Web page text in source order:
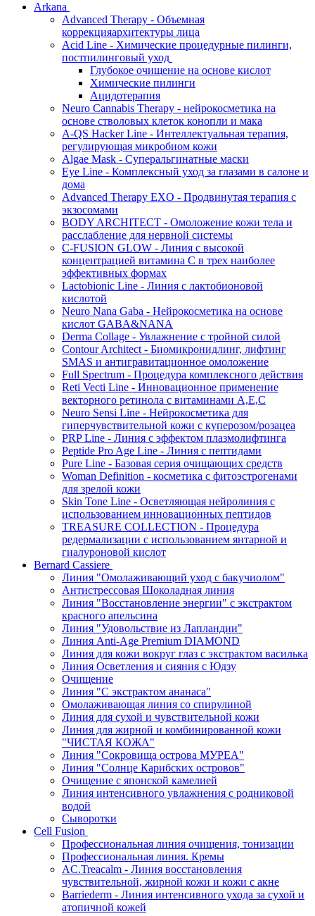
Arkana
Advanced Therapy - Объемная
коррекцияархитектуры лица
Acid Line - Химические процедурные пилинги,
постпилинговый уход
Глубокое очищение на основе кислот
Химические пилинги
Ацидотерапия
Neuro Cannabis Therapy - нейрокосметика на
основе стволовых клеток конопли и мака
A-QS Hacker Line - Интеллектуальная терапия,
регулирующая микробиом кожи
Algae Mask - Суперальгинатные маски
Eye Line - Комплексный уход за глазами в салоне и
дома
Advanced Therapy EXO - Продвинутая терапия с
экзосомами
BODY ARCHITECT - Омоложение кожи тела и
расслабление для нервной системы
C-FUSION GLOW - Линия с высокой
концентрацией витамина C в трех наиболее
эффективных формах
Lactobionic Line - Линия с лактобионовой
кислотой
Neuro Nana Gaba - Нейрокосметика на основе
кислот GABA&NANA
Derma Collage - Увлажнение с тройной силой
Contour Architect - Биомикронидлинг, лифтинг
SMAS и антигравитационное омоложение
Full Spectrum - Процедура комплексного действия
Reti Vecti Line - Инновационное применение
векторного ретинола с витаминами A,Е,С
Neuro Sensi Line - Нейрокосметика для
гиперчувствительной кожи с куперозом/розацеа
PRP Line - Линия с эффектом плазмолифтинга
Peptide Pro Age Line - Линия с пептидами
Pure Line - Базовая серия очищающих средств
Woman Definition - косметика с фитоэстрогенами
для зрелой кожи
Skin Tone Line - Осветляющая нейролиния с
использованием инновационных пептидов
TREASURE COLLECTION - Процедура
редермализации с использованием янтарной и
гиалуроновой кислот
Bernard Cassiere
Линия "Омолаживающий уход с бакучиолом"
Антистрессовая Шоколадная линия
Линия "Восстановление энергии" с экстрактом
красного апельсина
Линия "Удовольствие из Лапландии"
Линия Anti-Age Premium DIAMOND
Линия для кожи вокруг глаз с экстрактом василька
Линия Осветления и сияния с Юдзу
Очищение
Линия "С экстрактом ананаса"
Омолаживающая линия со спирулиной
Линия для сухой и чувствительной кожи
Линия для жирной и комбинированной кожи
"ЧИСТАЯ КОЖА"
Линия "Сокровища острова МУРЕА"
Линия "Солнце Карибских островов"
Очищение с японской камелией
Линия интенсивного увлажнения с родниковой
водой
Сыворотки
Cell Fusion
Профессиональная линия очищения, тонизации
Профессиональная линия. Кремы
AC.Treacalm - Линия восстановления
чувствительной, жирной кожи и кожи с акне
Barriederm - Линия интенсивного ухода за сухой и
атопичной кожей